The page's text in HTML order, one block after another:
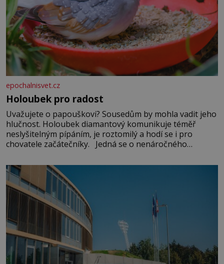
epochalnisvet.cz
Holoubek pro radost
Uvažujete o papouškovi? Sousedům by mohla vadit jeho
hlučnost. Holoubek diamantový komunikuje téměř
neslyšitelným pípáním, je roztomilý a hodí se i pro
chovatele začátečníky. Jedná se o nenáročného
času tráví na zemi, kde sbírá zbytky semínek Jeho
domovinou je prakticky celá Austrálie s výjimkou
pobřežní oblasti.